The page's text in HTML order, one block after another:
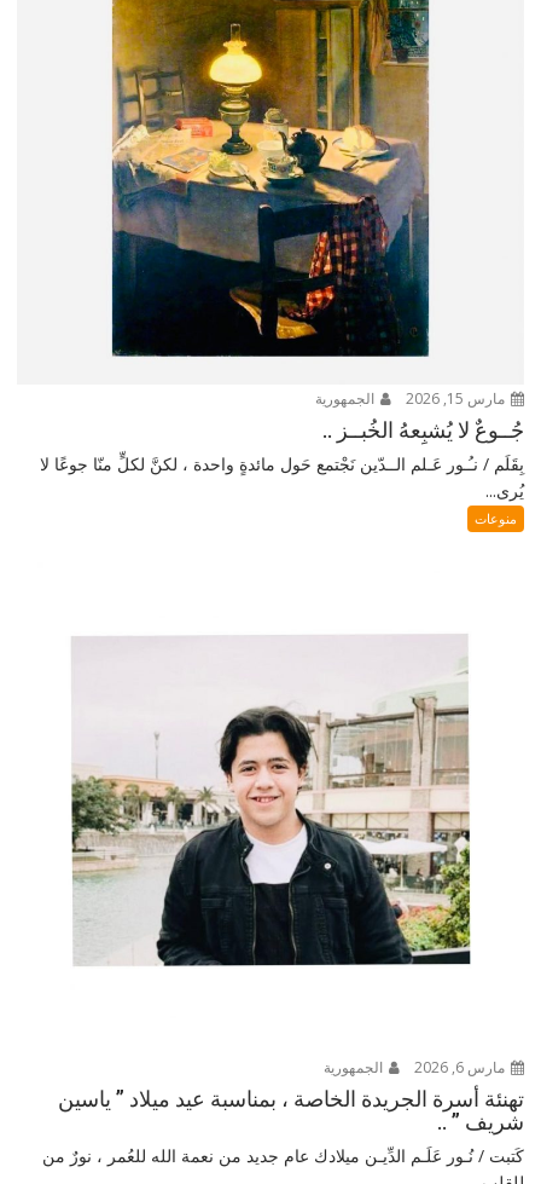
مارس 15, 2026 الجمهورية
جُــوعٌ لا يُشبِعهُ الخُبــز ..
بِقَلَم / نـُـور عَـلم الــدّين نَجْتمع حَول مائدةٍ واحدة ، لكنَّ لكلٍّ منّا جوعًا لا
يُرى...
منوعات
مارس 6, 2026 الجمهورية
تهنئة أسرة الجريدة الخاصة ، بمناسبة عيد ميلاد ” ياسين
شريف ” ..
كَتبت / نُـور عَلَـم الدِّيـن ميلادك عام جديد من نعمة الله للعُمر ، نورٌ من